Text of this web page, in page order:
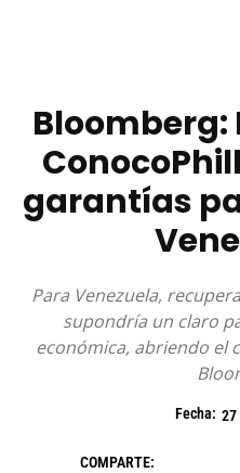
Bloomberg:
garantías
Para Venezuela,
supondría un claro
económica, abriendo el
Fecha: 27
COMPARTE: